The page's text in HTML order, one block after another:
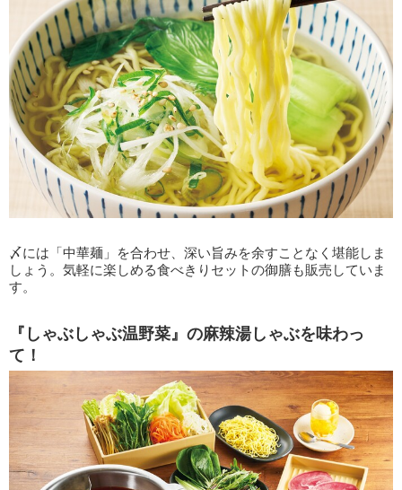
〆には「中華麺」を合わせ、深い旨みを余すことなく堪能しま
しょう。気軽に楽しめる食べきりセットの御膳も販売していま
す。
『しゃぶしゃぶ温野菜』の麻辣湯しゃぶを味わっ
て！